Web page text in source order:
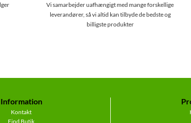
Vi samarbejder uafhængigt med mange forskellige
leverandører, så vi altid kan tilbyde de bedste og
billigste produkter
Information
Kontakt
Find Butik